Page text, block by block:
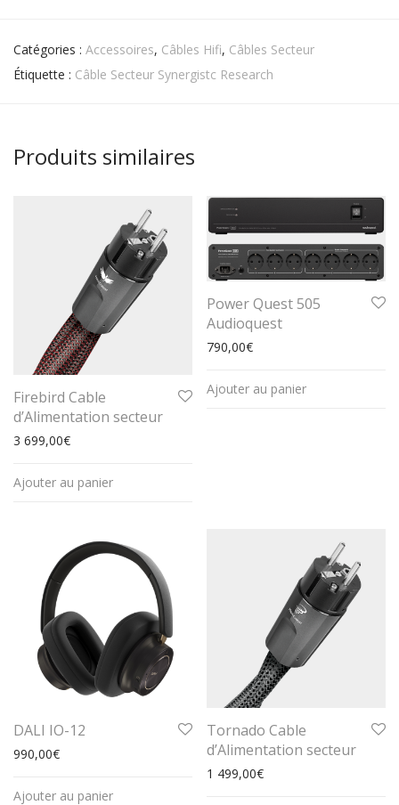
Catégories : Accessoires, Câbles Hifi, Câbles Secteur
Étiquette : Câble Secteur Synergistc Research
Produits similaires
Firebird Cable
d’Alimentation secteur
3 699,00€
Ajouter au panier
Power Quest 505
Audioquest
790,00€
Ajouter au panier
DALI IO-12
990,00€
Ajouter au panier
Tornado Cable
d’Alimentation secteur
1 499,00€